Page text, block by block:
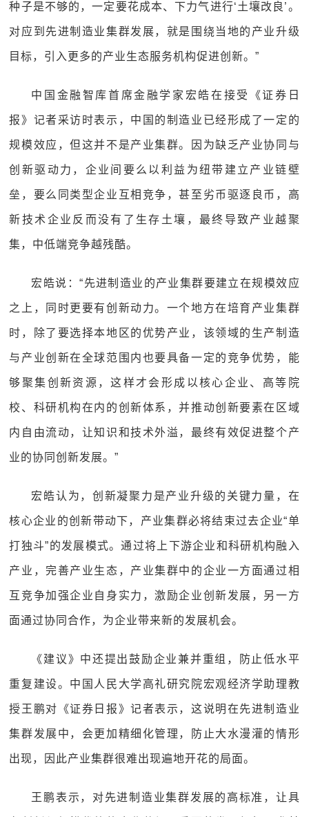
种子是不够的，一定要花成本、下力气进行‘土壤改良’。
对应到先进制造业集群发展，就是围绕当地的产业升级
目标，引入更多的产业生态服务机构促进创新。”
中国金融智库首席金融学家宏皓在接受《证券日
报》记者采访时表示，中国的制造业已经形成了一定的
规模效应，但这并不是产业集群。因为缺乏产业协同与
创新驱动力，企业间要么以利益为纽带建立产业链壁
垒，要么同类型企业互相竞争，甚至劣币驱逐良币，高
新技术企业反而没有了生存土壤，最终导致产业越聚
集，中低端竞争越残酷。
宏皓说：“先进制造业的产业集群要建立在规模效应
之上，同时更要有创新动力。一个地方在培育产业集群
时，除了要选择本地区的优势产业，该领域的生产制造
与产业创新在全球范围内也要具备一定的竞争优势，能
够聚集创新资源，这样才会形成以核心企业、高等院
校、科研机构在内的创新体系，并推动创新要素在区域
内自由流动，让知识和技术外溢，最终有效促进整个产
业的协同创新发展。”
宏皓认为，创新凝聚力是产业升级的关键力量，在
核心企业的创新带动下，产业集群必将结束过去企业“单
打独斗”的发展模式。通过将上下游企业和科研机构融入
产业，完善产业生态，产业集群中的企业一方面通过相
互竞争加强企业自身实力，激励企业创新发展，另一方
面通过协同合作，为企业带来新的发展机会。
《建议》中还提出鼓励企业兼并重组，防止低水平
重复建设。中国人民大学高礼研究院宏观经济学助理教
授王鹏对《证券日报》记者表示，这说明在先进制造业
集群发展中，会更加精细化管理，防止大水漫灌的情形
出现，因此产业集群很难出现遍地开花的局面。
王鹏表示，对先进制造业集群发展的高标准，让具